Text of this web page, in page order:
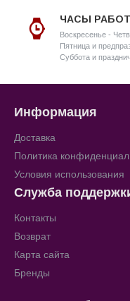
ЧАСЫ
Воскресенье -
Пятница и
Суббота и
Информация
Доставка
Политика
Условия использования
Служба
Контакты
Возврат
Карта сайта
Бренды